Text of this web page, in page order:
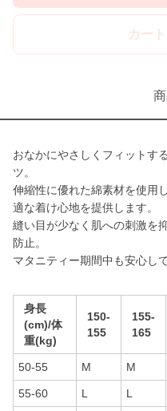
カー
おなかにやさしくフィットす
ツ。
伸縮性に優れた綿素材を使用
適な着け心地を提供します。
縫い目が少なく肌への刺激を
防止。
マタニティー期間中も安心し
身長
(cm)/体
重(kg)
150-
155
155-
165
50-55 M M
55-60 L L